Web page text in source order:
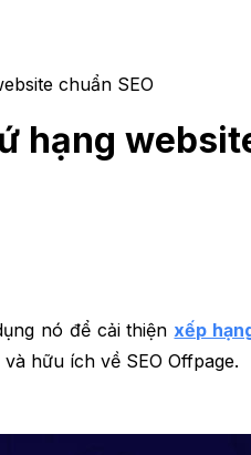
chuẩn SEO
hạng
nó để cải thiện xếp
hữu ích về SEO Offpage.